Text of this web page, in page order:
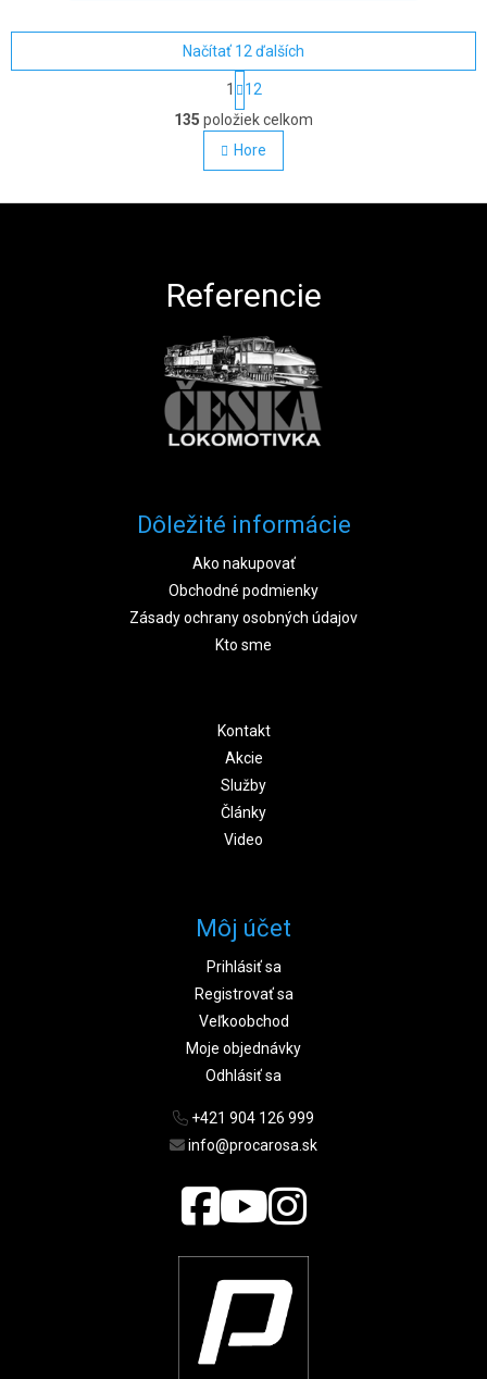
Ovládacie prvky výpisu
Načítať 12 ďalších
Stránkovanie
1
12
135 položiek celkom
Hore
Referencie
Dôležité informácie
Ako nakupovať
Obchodné podmienky
Zásady ochrany osobných údajov
Kto sme
Kontakt
Akcie
Služby
Články
Video
Môj účet
Prihlásiť sa
Registrovať sa
Veľkoobchod
Moje objednávky
Odhlásiť sa
+421 904 126 999
info@procarosa.sk